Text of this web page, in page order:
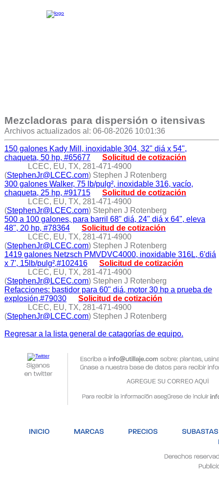
Mezcladoras para dispersión o itensivas
Archivos actualizados al: 06-08-2026 10:01:36
150 galones Kady Mill, inoxidable 304, 32" diá x 54",
chaqueta, 50 hp, #65677
Solicitud de cotización
LCEC, EU, TX, 281-471-4900
(StephenJr@LCEC.com) Stephen J Rotenberg
300 galones Walker, 75 lb/pulg², inoxidable 316, vacío,
chaqueta, 25 hp, #91715
Solicitud de cotización
LCEC, EU, TX, 281-471-4900
(StephenJr@LCEC.com) Stephen J Rotenberg
500 a 100 galones, para barril 68" diá, 24" diá x 64", eleva
48", 20 hp, #78364
Solicitud de cotización
LCEC, EU, TX, 281-471-4900
(StephenJr@LCEC.com) Stephen J Rotenberg
1419 galones Netzsch PMVDVC4000, inoxidable 316L, 6'diá
x 7', 15lb/pulg²,#102416
Solicitud de cotización
LCEC, EU, TX, 281-471-4900
(StephenJr@LCEC.com) Stephen J Rotenberg
Refacciones: bastidor para 60" diá, motor 30 hp a prueba de
explosión,#79030
Solicitud de cotización
LCEC, EU, TX, 281-471-4900
(StephenJr@LCEC.com) Stephen J Rotenberg
Regresar a la lista general de catagorías de equipo.